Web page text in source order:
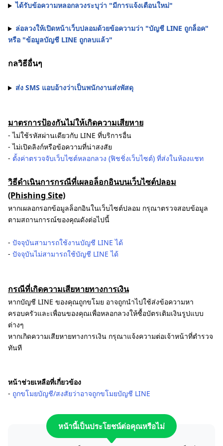
ได้รับข้อความหลอกลวงระบุว่า "มีการแจ้งเตือนใหม่"
ล่อลวงให้เปิดหน้าเว็บปลอมด้วยข้อความว่า "บัญชี LINE ถูกล็อค"
หรือ "ข้อมูลบัญชี LINE ถูกลบแล้ว"
กลวิธีอื่นๆ
ส่ง SMS แอบอ้างว่าเป็นพนักงานส่งพัสดุ
มาตรการป้องกันไม่ให้เกิดความเสียหาย
- ไม่ใช้รหัสผ่านเดียวกับ LINE ที่บริการอื่น
- ไม่เปิดลิงก์หรือข้อความที่น่าสงสัย
- ตั้งค่าตรวจจับเว็บไซต์หลอกลวง (ฟิชชิ่งเว็บไซต์) ที่ส่งในห้องแชท
วิธีดำเนินการกรณีที่เผลอล็อกอินบนเว็บไซต์ปลอม
(Phishing Site)
หากเผลอกรอกข้อมูลล็อกอินในเว็บไซต์ปลอม กรุณาตรวจสอบข้อมูล
ตามสถานการณ์ของคุณดังต่อไปนี้
- ปัจจุบันสามารถใช้งานบัญชี LINE ได้
- ปัจจุบันไม่สามารถใช้บัญชี LINE ได้
กรณีที่เกิดความเสียหายทางการเงิน
หากบัญชี LINE ของคุณถูกขโมย อาจถูกนำไปใช้ส่งข้อความหา
ครอบครัวและเพื่อนของคุณเพื่อหลอกลวงให้ซื้อบัตรเติมเงินรูปแบบ
ต่างๆ
หากเกิดความเสียหายทางการเงิน กรุณาแจ้งความต่อเจ้าหน้าที่ตำรวจ
ทันที
หน้าช่วยเหลือที่เกี่ยวข้อง
- ถูกขโมยบัญชี/สงสัยว่าอาจถูกขโมยบัญชี LINE
หน้านี้เป็นประโยชน์ต่อคุณหรือไม่